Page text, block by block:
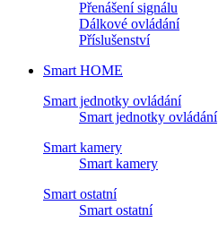
Přenášení signálu
Dálkové ovládání
Příslušenství
Smart HOME
Smart jednotky ovládání
Smart jednotky ovládání
Smart kamery
Smart kamery
Smart ostatní
Smart ostatní